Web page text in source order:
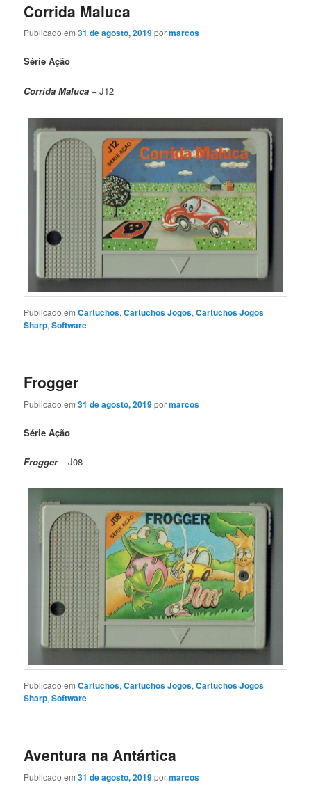
Corrida Maluca
Publicado em31 de agosto, 2019pormarcos
Série Ação
Corrida Maluca – J12
Publicado em Cartuchos,Cartuchos Jogos,Cartuchos Jogos
Sharp,Software
Frogger
Publicado em31 de agosto, 2019pormarcos
Série Ação
Frogger– J08
Publicado em Cartuchos,Cartuchos Jogos,Cartuchos Jogos
Sharp,Software
Aventura na Antártica
Publicado em31 de agosto, 2019pormarcos